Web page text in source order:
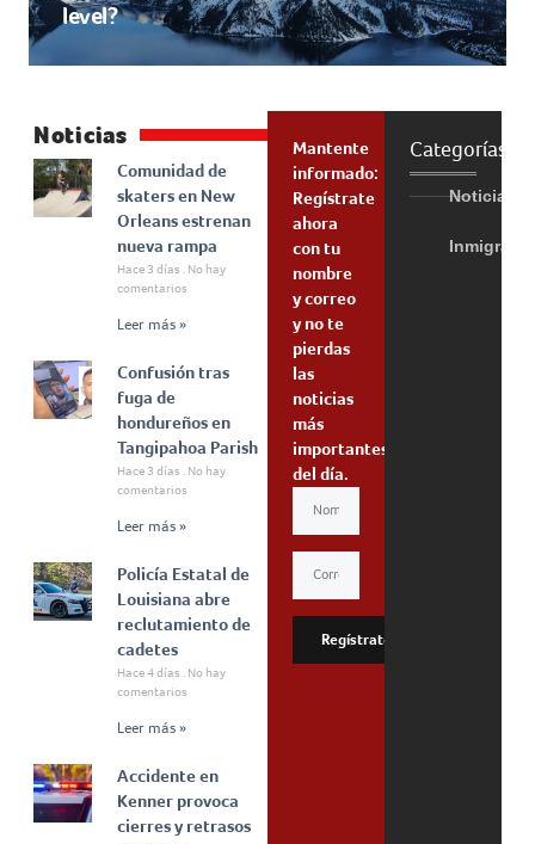
level?
Noticias
Comunidad de
skaters en New
Orleans estrenan
nueva rampa
Hace 3 días
No hay
comentarios
Leer más »
Confusión tras
fuga de
hondureños en
Tangipahoa Parish
Hace 3 días
No hay
comentarios
Leer más »
Policía Estatal de
Louisiana abre
reclutamiento de
cadetes
Hace 4 días
No hay
comentarios
Leer más »
Accidente en
Kenner provoca
cierres y retrasos
Mantente
informado:
Regístrate
ahora
con tu
nombre
y correo
y no te
pierdas
las
noticias
más
importantes
del día.
Regístrate
Categorías
Noticias